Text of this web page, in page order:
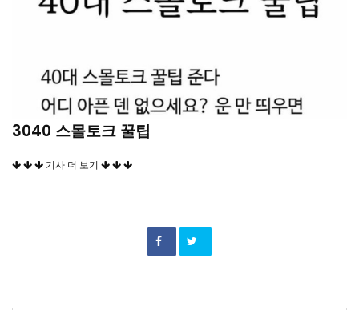
3040 스몰토크 꿀팁
기사 더 보기